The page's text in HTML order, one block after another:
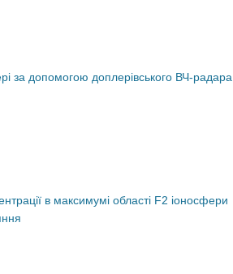
за допомогою доплерівського ВЧ-радара
в максимумі області F2 іоносфери